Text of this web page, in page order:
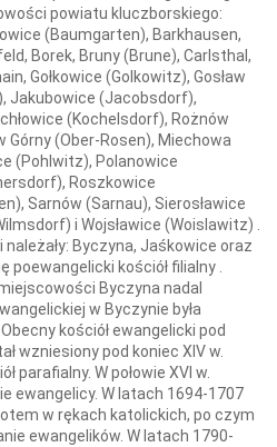
powiatu kluczborskiego:
(Baumgarten), Barkhausen,
Borek, Bruny (Brune), Carlsthal,
Gołkowice (Golkowitz), Gosław
Jakubowice (Jacobsdorf),
(Kochelsdorf), Rożnów
Górny (Ober-Rosen), Miechowa
(Pohlwitz), Polanowice
Roszkowice
Sarnów (Sarnau), Sierosławice
i Wojsławice (Woislawitz) .
Byczyna, Jaśkowice oraz
poewangelicki kościół filialny .
Byczyna nadal
w Byczynie była
kościół ewangelicki pod
wzniesiony pod koniec XIV w.
parafialny. W połowie XVI w.
ewangelicy. W latach 1694-1707
w rękach katolickich, po czym
ewangelików. W latach 1790-